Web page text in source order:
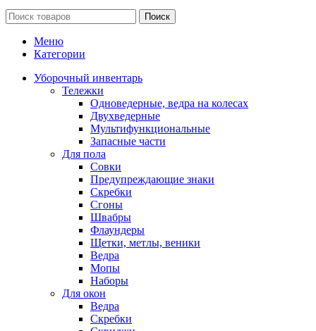
Поиск
Меню
Категории
Уборочный инвентарь
Тележки
Одноведерные, ведра на колесах
Двухведерные
Мультифункциональные
Запасные части
Для пола
Совки
Предупреждающие знаки
Скребки
Сгоны
Швабры
Флаундеры
Щетки, метлы, веники
Ведра
Мопы
Наборы
Для окон
Ведра
Скребки